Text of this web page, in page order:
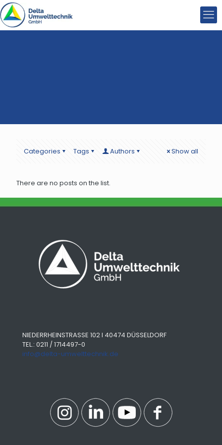
Categories Tags Authors Show all
There are no posts on the list.
NIEDERRHEINSTRASSE 102 I 40474 DÜSSELDORF
TEL.: 0211 / 1714497-0
info@delta-umwelttechnik.de